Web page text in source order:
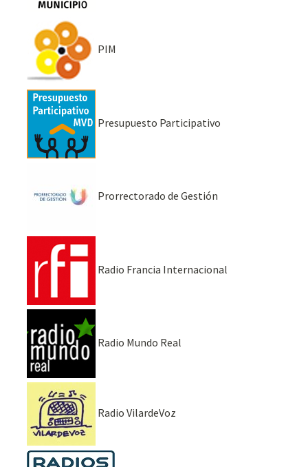
PIM
Presupuesto Participativo
Prorrectorado de Gestión
Radio Francia Internacional
Radio Mundo Real
Radio VilardeVoz